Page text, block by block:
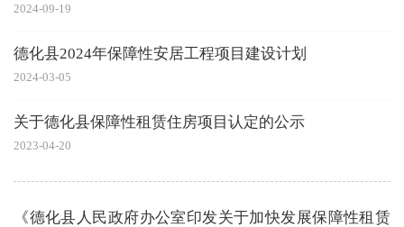
2024-09-19
德化县2024年保障性安居工程项目建设计划
2024-03-05
关于德化县保障性租赁住房项目认定的公示
2023-04-20
《德化县人民政府办公室印发关于加快发展保障性租赁